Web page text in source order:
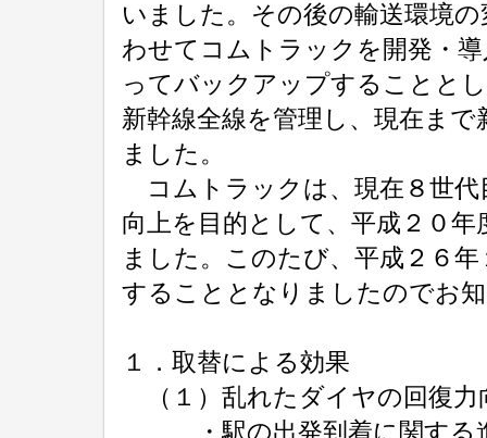
いました。その後の輸送環境
わせてコムトラックを開発・
ってバックアップすることと
新幹線全線を管理し、現在ま
ました。
コムトラックは、現在８世代
向上を目的として、平成２０
ました。このたび、平成２６
することとなりましたのでお
１．取替による効果
（１）乱れたダイヤの回復力
・駅の出発到着に関する進